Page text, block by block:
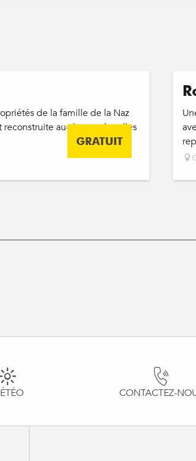
GRATUIT
de la famille de la Naz
au-dessus de salles
CONTACTEZ-